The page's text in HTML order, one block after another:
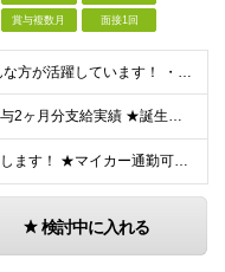
賞与複数月 面接1回
◎学歴不問！ ◎こんな方が活躍しています！ ・研修や制度面が整っている会社で働きたい方 ・店長やその先を目指したい方 ・給与を上げていきたい方 など □未経験・第二新卒・フリーター □ブランクがある
★業績好調のため賞与2ヶ月分支給実績 ★誕生日手当など手当充実 ★年2回昇給チャンス有＆入社1年で店長昇格可 ★残業代全額支給（1分単位で支給） ■月給24万円～36万円 ※残業代全額支給（1分単位
★勤務は希望を考慮します！ ★マイカー通勤可（駐車場完備） ★全国の各店舗で募集中！続々出店予定！ ～国内300店舗、47都道府県への展開を目標に出店中！～ ▼積極採用地域▼ ・中部（富山、石川、
検討中に入れる